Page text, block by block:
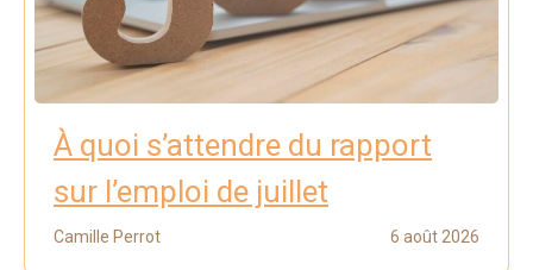
À quoi s’attendre du rapport
sur l’emploi de juillet
Camille Perrot 6 août 2026